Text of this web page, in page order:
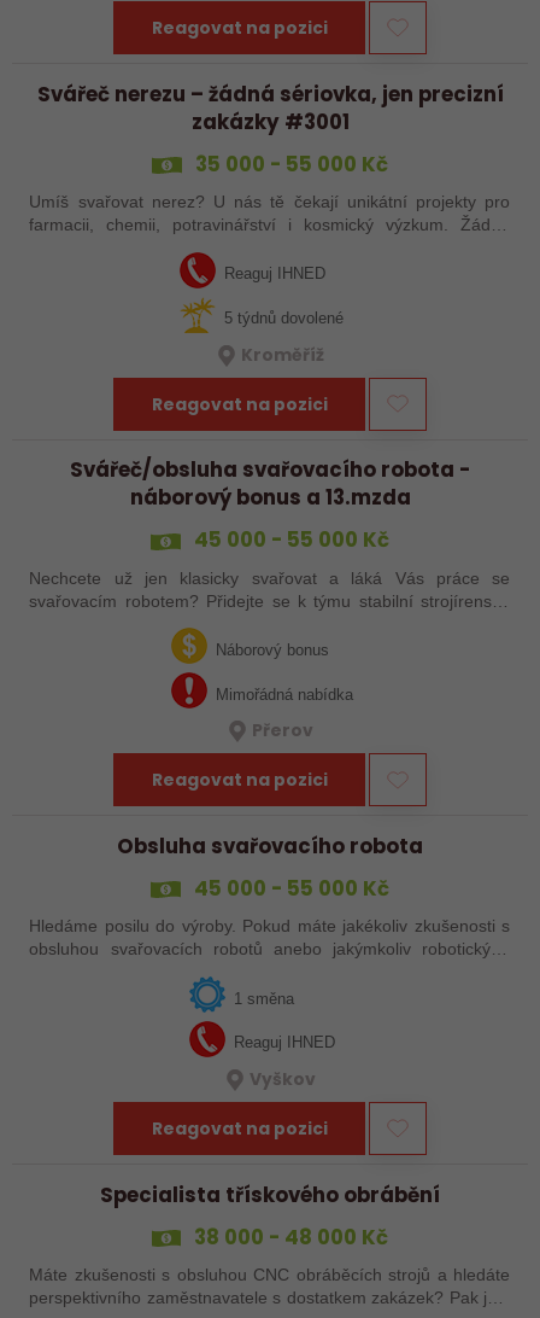
Reagovat na pozici
Svářeč nerezu – žádná sériovka, jen precizní
zakázky #3001
35 000 - 55 000 Kč
Umíš svařovat nerez? U nás tě čekají unikátní projekty pro
farmacii, chemii, potravinářství i kosmický výzkum. Žádná
Reaguj IHNED
5 týdnů dovolené
Kroměříž
Reagovat na pozici
Svářeč/obsluha svařovacího robota -
náborový bonus a 13.mzda
45 000 - 55 000 Kč
Nechcete už jen klasicky svařovat a láká Vás práce se
svařovacím robotem? Přidejte se k týmu stabilní strojírenské
společnosti v Hranicích a využijte své zkušenosti se
svařováním v moderní výrobě.…
Náborový bonus
Mimořádná nabídka
Přerov
Reagovat na pozici
Obsluha svařovacího robota
45 000 - 55 000 Kč
Hledáme posilu do výroby. Pokud máte jakékoliv zkušenosti s
obsluhou svařovacích robotů anebo jakýmkoliv robotickým,
strojním anebo i ručním svařováním, tak se nám neváhejte
1 směna
Reaguj IHNED
Vyškov
Reagovat na pozici
Specialista třískového obrábění
38 000 - 48 000 Kč
Máte zkušenosti s obsluhou CNC obráběcích strojů a hledáte
perspektivního zaměstnavatele s dostatkem zakázek? Pak jste